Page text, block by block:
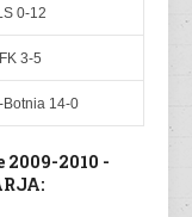
0-12
3-5
Botnia 14-0
2009-2010 -